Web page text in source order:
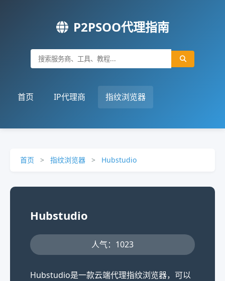
P2PSOO代理指南
首页 IP代理商 指纹浏览器
首页 > 指纹浏览器 > Hubstudio
Hubstudio
人气：1023
Hubstudio是一款云端代理指纹浏览器，可以